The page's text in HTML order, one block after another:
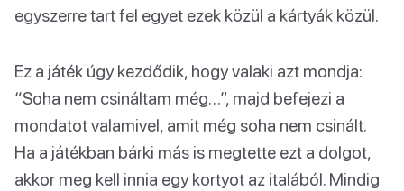
egyszerre tart fel egyet ezek közül a kártyák közül.
Ez a játék úgy kezdődik, hogy valaki azt mondja:
“Soha nem csináltam még…”, majd befejezi a
mondatot valamivel, amit még soha nem csinált.
Ha a játékban bárki más is megtette ezt a dolgot,
akkor meg kell innia egy kortyot az italából. Mindig